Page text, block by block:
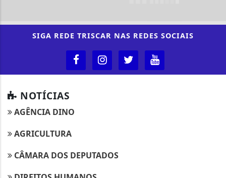
SIGA REDE TRISCAR NAS REDES SOCIAIS
NOTÍCIAS
AGÊNCIA DINO
AGRICULTURA
CÂMARA DOS DEPUTADOS